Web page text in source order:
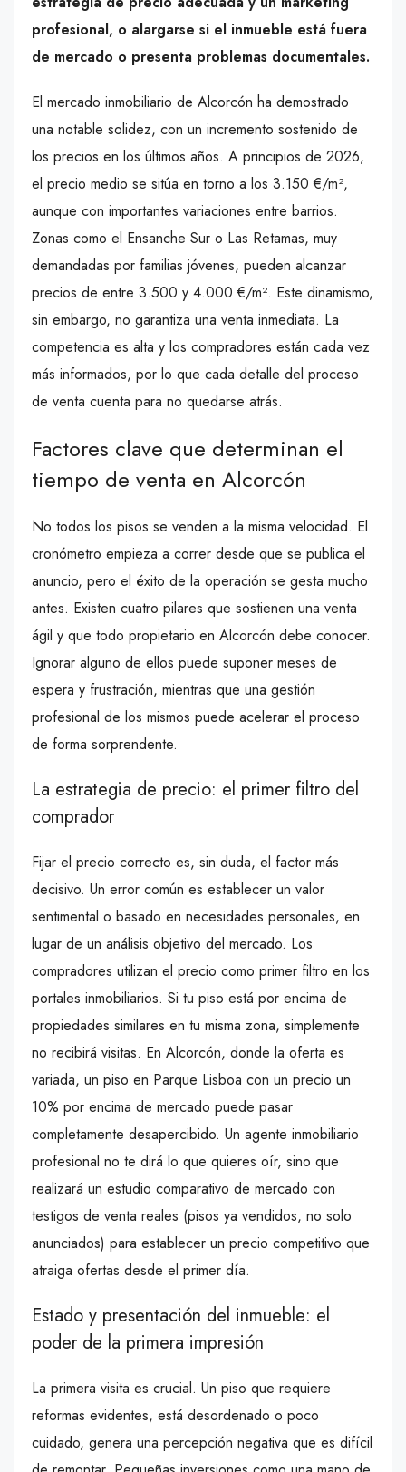
profesional, o alargarse si el inmueble está fuera
de mercado o presenta problemas documentales.
El mercado inmobiliario de Alcorcón ha demostrado
una notable solidez, con un incremento sostenido de
los precios en los últimos años. A principios de 2026,
el precio medio se sitúa en torno a los 3.150 €/m²,
aunque con importantes variaciones entre barrios.
Zonas como el Ensanche Sur o Las Retamas, muy
demandadas por familias jóvenes, pueden alcanzar
precios de entre 3.500 y 4.000 €/m². Este dinamismo,
sin embargo, no garantiza una venta inmediata. La
competencia es alta y los compradores están cada vez
más informados, por lo que cada detalle del proceso
de venta cuenta para no quedarse atrás.
Factores clave que determinan el
tiempo de venta en Alcorcón
No todos los pisos se venden a la misma velocidad. El
cronómetro empieza a correr desde que se publica el
anuncio, pero el éxito de la operación se gesta mucho
antes. Existen cuatro pilares que sostienen una venta
ágil y que todo propietario en Alcorcón debe conocer.
Ignorar alguno de ellos puede suponer meses de
espera y frustración, mientras que una gestión
profesional de los mismos puede acelerar el proceso
de forma sorprendente.
La estrategia de precio: el primer filtro del
comprador
Fijar el precio correcto es, sin duda, el factor más
decisivo. Un error común es establecer un valor
sentimental o basado en necesidades personales, en
lugar de un análisis objetivo del mercado. Los
compradores utilizan el precio como primer filtro en los
portales inmobiliarios. Si tu piso está por encima de
propiedades similares en tu misma zona, simplemente
no recibirá visitas. En Alcorcón, donde la oferta es
variada, un piso en Parque Lisboa con un precio un
10% por encima de mercado puede pasar
completamente desapercibido. Un agente inmobiliario
profesional no te dirá lo que quieres oír, sino que
realizará un estudio comparativo de mercado con
testigos de venta reales (pisos ya vendidos, no solo
anunciados) para establecer un precio competitivo que
atraiga ofertas desde el primer día.
Estado y presentación del inmueble: el
poder de la primera impresión
La primera visita es crucial. Un piso que requiere
reformas evidentes, está desordenado o poco
cuidado, genera una percepción negativa que es difícil